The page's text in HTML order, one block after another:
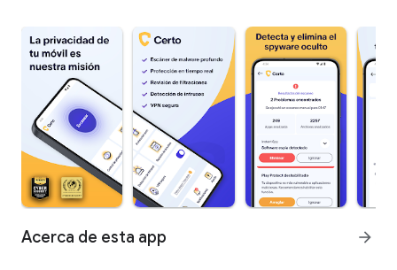
Acerca de esta app arrow_forward